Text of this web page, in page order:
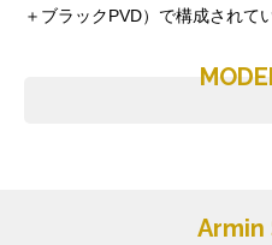
＋ブラックPVD）で構成されて
Armin